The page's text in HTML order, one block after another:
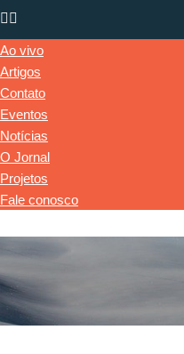
Ao vivo
Artigos
Contato
Eventos
Notícias
O Jornal
Projetos
Fale conosco